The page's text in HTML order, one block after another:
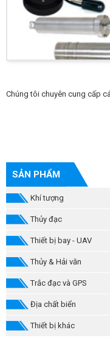
Chúng tôi chuyên cung cấp
SẢN PHẨM
Khí tượng
Thủy đạc
Thiết bị bay - UAV
Thủy & Hải văn
Trắc đạc và GPS
Địa chất biển
Thiết bị khác